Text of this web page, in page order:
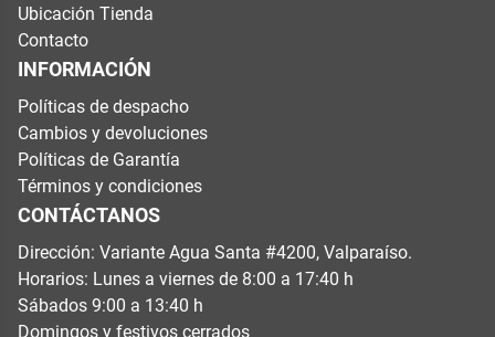
Ubicación Tienda
Contacto
INFORMACIÓN
Políticas de despacho
Cambios y devoluciones
Políticas de Garantía
Términos y condiciones
CONTÁCTANOS
Dirección: Variante Agua Santa #4200, Valparaíso.
Horarios: Lunes a viernes de 8:00 a 17:40 h
Sábados 9:00 a 13:40 h
Domingos y festivos cerrados